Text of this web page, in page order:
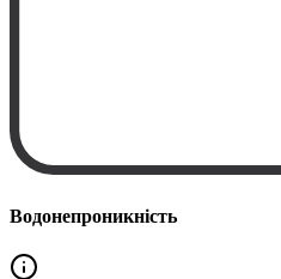
Водонепроникність